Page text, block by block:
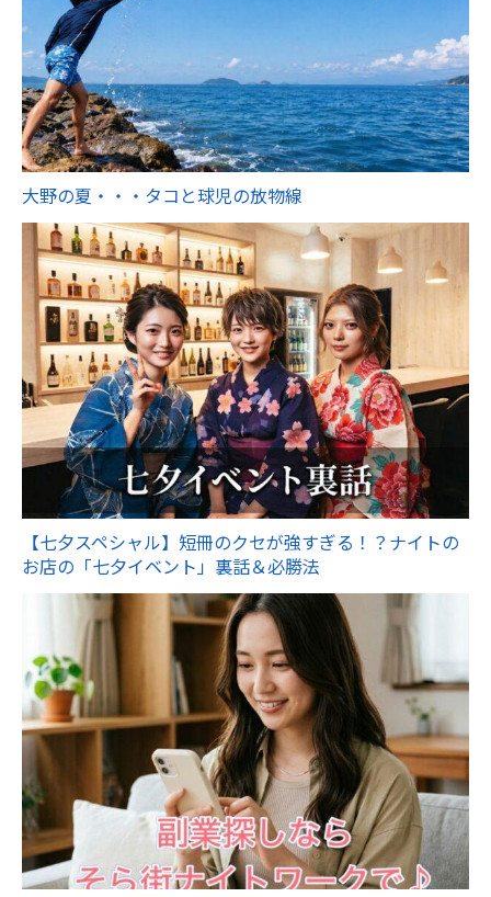
大野の夏・・・タコと球児の放物線
【七夕スペシャル】短冊のクセが強すぎる！？ナイトの
お店の「七夕イベント」裏話＆必勝法